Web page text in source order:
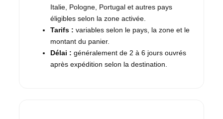
Italie, Pologne, Portugal et autres pays
éligibles selon la zone activée.
Tarifs : variables selon le pays, la zone et le
montant du panier.
Délai : généralement de 2 à 6 jours ouvrés
après expédition selon la destination.